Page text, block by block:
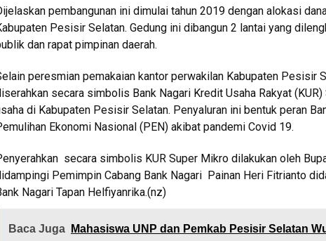
pembangunan ini dimulai tahun 2019 dengan alokasi
Pesisir Selatan. Gedung ini dibangun 2 lantai yang
dan rapat pimpinan daerah.
peresmian pemakaian kantor perwakilan Kabupaten Pesisir
secara simbolis Bank Nagari Kredit Usaha Rakyat
di Kabupaten Pesisir Selatan. Penyaluran ini bentuk peran
Ekonomi Nasional (PEN) akibat pandemi Covid 19.
secara simbolis KUR Super Mikro dilakukan oleh
Pemimpin Cabang Bank Nagari Painan Heri Fitrianto
Nagari Tapan Helfiyanrika.(nz)
Baca Juga
Mahasiswa UNP dan Pemkab Pesisir Selatan